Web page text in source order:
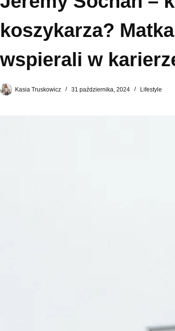
koszykarza?
wspierali w
Kasia Truskowicz 31 października, 2024 Lifestyle